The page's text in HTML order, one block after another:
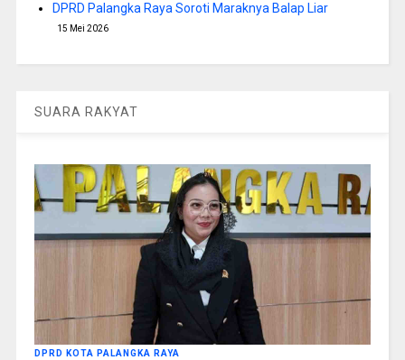
DPRD Palangka Raya Soroti Maraknya Balap Liar
15 Mei 2026
SUARA RAKYAT
DPRD KOTA PALANGKA RAYA